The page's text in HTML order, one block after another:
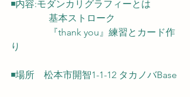
◾️内容:モダンカリグラフィーとは
基本ストローク
『thank you』練習とカード作
り
◾️場所　松本市開智1-1-12 タカノバBase